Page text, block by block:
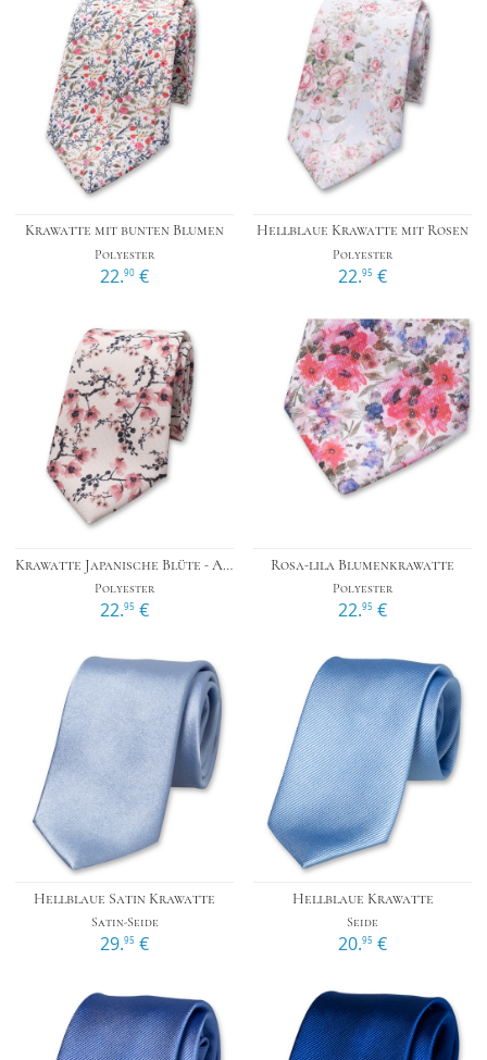
Krawatte mit bunten Blumen
Polyester
22.90 €
Hellblaue Krawatte mit Rosen
Polyester
22.95 €
Krawatte Japanische Blüte - Altrosa
Polyester
22.95 €
Rosa-lila Blumenkrawatte
Polyester
22.95 €
Hellblaue Satin Krawatte
Satin-Seide
29.95 €
Hellblaue Krawatte
Seide
20.95 €